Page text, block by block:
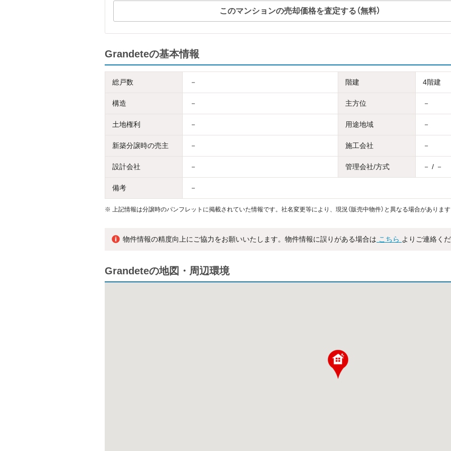
このマンションの売却価格を査定する（無料）
Grandeteの基本情報
総戸数 － 階建 4階建
構造 － 主方位 －
土地権利 － 用途地域 －
新築分譲時の売主 － 施工会社 －
設計会社 － 管理会社/方式 － / －
備考 －
※ 上記情報は分譲時のパンフレットに掲載されていた情報です。社名変更等により、現況（販売中物件）と異なる場合がありま
物件情報の精度向上にご協力をお願いいたします。物件情報に誤りがある場合は こちら よりご連絡く
Grandeteの地図・周辺環境